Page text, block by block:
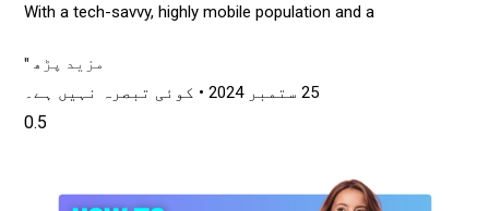
With a tech-savvy, highly mobile population and a
مزید پڑھ "
25 ستمبر 2024 کوئی تبصرہ نہیں ہے۔